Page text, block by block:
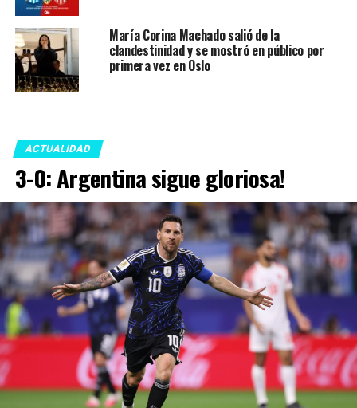
María Corina Machado salió de la
clandestinidad y se mostró en público por
primera vez en Oslo
ACTUALIDAD
3-0: Argentina sigue gloriosa!